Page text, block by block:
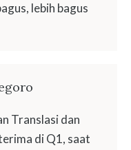
lebih bagus
Translasi dan
di Q1, saat